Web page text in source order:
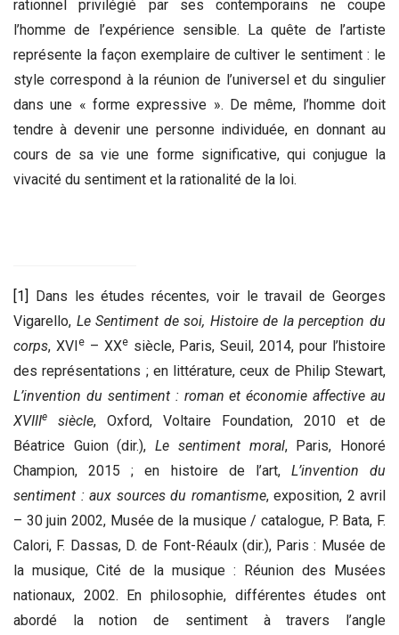
rationnel privilégié par ses contemporains ne coupe
l’homme de l’expérience sensible. La quête de l’artiste
représente la façon exemplaire de cultiver le sentiment : le
style correspond à la réunion de l’universel et du singulier
dans une « forme expressive ». De même, l’homme doit
tendre à devenir une personne individuée, en donnant au
cours de sa vie une forme significative, qui conjugue la
vivacité du sentiment et la rationalité de la loi.
[1] Dans les études récentes, voir le travail de Georges
Vigarello, Le Sentiment de soi, Histoire de la perception du
corps, XVIe– XXesiècle, Paris, Seuil, 2014, pour l’histoire
des représentations ; en littérature, ceux de Philip Stewart,
L’invention du sentiment : roman et économie affective au
XVIIIe siècle, Oxford, Voltaire Foundation, 2010 et de
Béatrice Guion (dir.),Le sentiment moral, Paris, Honoré
Champion, 2015 ; en histoire de l’art, L’invention du
sentiment : aux sources du romantisme, exposition, 2 avril
– 30 juin 2002, Musée de la musique / catalogue, P. Bata, F.
Calori, F. Dassas, D. de Font-Réaulx (dir.), Paris : Musée de
la musique, Cité de la musique : Réunion des Musées
nationaux, 2002. En philosophie, différentes études ont
abordé la notion de sentiment à travers l’angle